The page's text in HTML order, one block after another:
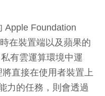
Apple Foundation
在裝置端以及蘋果的
有雲運算環境中運
直接在使用者裝置上
力的任務，則會透過